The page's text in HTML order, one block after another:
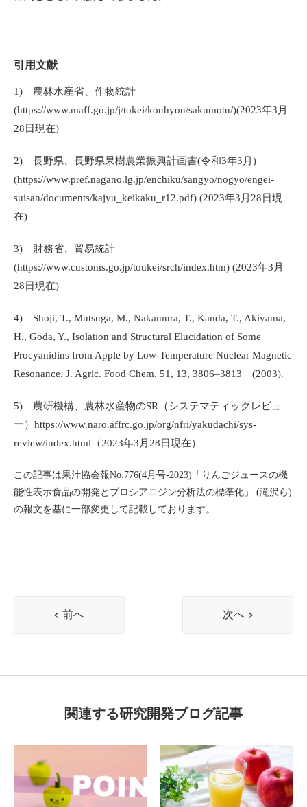
引用文献
1) 農林水産省、作物統計
(https://www.maff.go.jp/j/tokei/kouhyou/sakumotu/)(2023年3月
28 日現在)
2) 長野県、長野県果樹農業振興計画書(令和3年3月 )
(https://www.pref.nagano.lg.jp/enchiku/sangyo/nogyo/engei-
suisan/documents/kajyu_keikaku_r12.pdf) (2023年3月 28 日現
在)
3) 財務省、貿易統計
(https://www.customs.go.jp/toukei/srch/index.htm) (2023年3月
28 日現在)
4)
Shoji, T., Mutsuga, M., Nakamura, T., Kanda, T., Akiyama,
H., Goda, Y., Isolation and Structural Elucidation of Some
Procyanidins from Apple by Low-Temperature Nuclear Magnetic
Resonance. J. Agric. Food Chem. 51, 13, 3806–3813
(2003).
5) 農研機構、農林水産物のSR （システマティックレビュ
ー） https://www.naro.affrc.go.jp/org/nfri/yakudachi/sys-
review/index.html （2023年3月 28 日現在）
この記事は果汁協会報No.776(4月号-2023)「りんごジュースの機
能性表示食品の開発とプロシアニジン分析法の標準化」 (滝沢ら)
の報文を基に一部変更して記載しております。
前へ 次へ
関連する研究開発ブログ記事